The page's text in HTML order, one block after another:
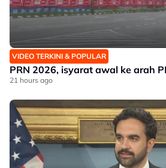
VIDEO TERKINI & POPULAR
PRN 2026, isyarat awal ke arah
21 hours ago